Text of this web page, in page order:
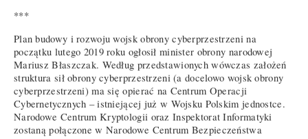
***
Plan budowy i rozwoju wojsk obrony cyberprzestrzeni na
początku lutego 2019 roku ogłosił minister obrony narodowej
Mariusz Błaszczak. Według przedstawionych wówczas założeń
struktura sił obrony cyberprzestrzeni (a docelowo wojsk obrony
cyberprzestrzeni) ma się opierać na Centrum Operacji
Cybernetycznych – istniejącej już w Wojsku Polskim jednostce.
Narodowe Centrum Kryptologii oraz Inspektorat Informatyki
zostaną połączone w Narodowe Centrum Bezpieczeństwa